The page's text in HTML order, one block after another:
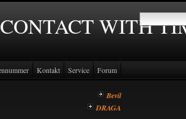
WITH
Kontakt Service Forum
Bevil
DRAGA